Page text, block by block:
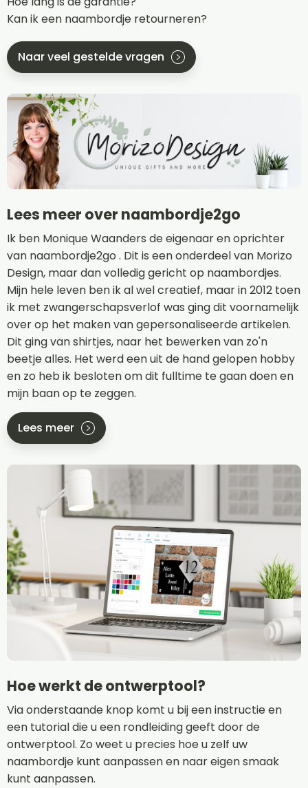
Kan ik een naambordje retourneren?
Naar veel gestelde vragen
Lees meer over naambordje2go
Ik ben Monique Waanders de eigenaar en oprichter
van naambordje2go . Dit is een onderdeel van Morizo
Design, maar dan volledig gericht op naambordjes.
Mijn hele leven ben ik al wel creatief, maar in 2012 toen
ik met zwangerschapsverlof was ging dit voornamelijk
over op het maken van gepersonaliseerde artikelen.
Dit ging van shirtjes, naar het bewerken van zo'n
beetje alles. Het werd een uit de hand gelopen hobby
en zo heb ik besloten om dit fulltime te gaan doen en
mijn baan op te zeggen.
Lees meer
Hoe werkt de ontwerptool?
Via onderstaande knop komt u bij een instructie en
een tutorial die u een rondleiding geeft door de
ontwerptool. Zo weet u precies hoe u zelf uw
naambordje kunt aanpassen en naar eigen smaak
kunt aanpassen.